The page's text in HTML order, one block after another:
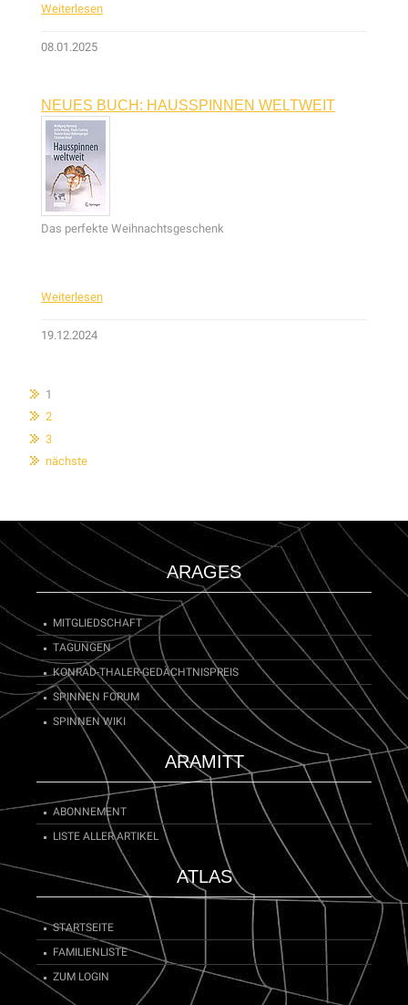
Weiterlesen
08.01.2025
NEUES BUCH: HAUSSPINNEN WELTWEIT
Das perfekte Weihnachtsgeschenk
Weiterlesen
19.12.2024
1
2
3
nächste
ARAGES
MITGLIEDSCHAFT
TAGUNGEN
KONRAD-THALER-GEDÄCHTNISPREIS
SPINNEN FORUM
SPINNEN WIKI
ARAMITT
ABONNEMENT
LISTE ALLER ARTIKEL
ATLAS
STARTSEITE
FAMILIENLISTE
ZUM LOGIN